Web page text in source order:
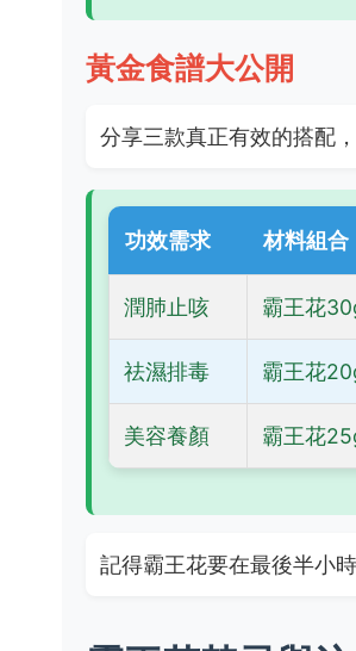
黃金食譜大公開
分享三款真正有效的搭配
功效需求 材料組合
潤肺止咳 霸王花
祛濕排毒 霸王花
美容養顏 霸王花
記得霸王花要在最後半小